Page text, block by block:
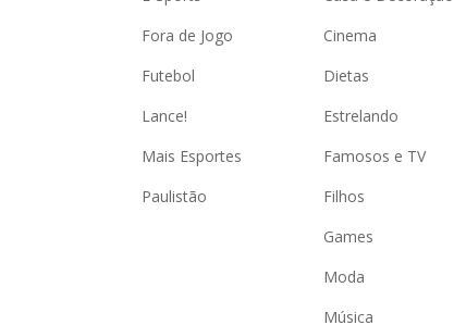
Fora de Jogo
Futebol
Lance!
Mais Esportes
Paulistão
Cinema
Dietas
Estrelando
Famosos e TV
Filhos
Games
Moda
Música